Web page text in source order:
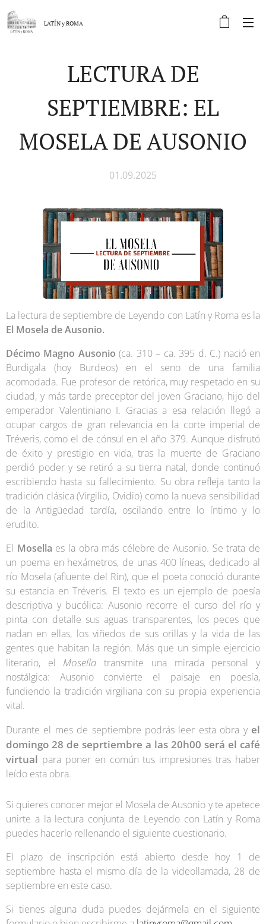
LATÍN yROMA
LECTURA DE
SEPTIEMBRE: EL
MOSELA DE AUSONIO
01.09.2025
La lectura de septiembre de Leyendo con Latín y Roma es la
El Mosela de Ausonio.
Décimo Magno Ausonio (ca. 310 – ca. 395 d. C.) nació en
Burdigala (hoy Burdeos) en el seno de una familia
acomodada. Fue profesor de retórica, muy respetado en su
ciudad, y más tarde preceptor del joven Graciano, hijo del
emperador Valentiniano I. Gracias a esa relación llegó a
ocupar cargos de gran relevancia en la corte imperial de
Tréveris, como el de cónsul en el año 379. Aunque disfrutó
de éxito y prestigio en vida, tras la muerte de Graciano
perdió poder y se retiró a su tierra natal, donde continuó
escribiendo hasta su fallecimiento. Su obra refleja tanto la
tradición clásica (Virgilio, Ovidio) como la nueva sensibilidad
de la Antigüedad tardía, oscilando entre lo íntimo y lo
erudito.
El Mosella es la obra más célebre de Ausonio. Se trata de
un poema en hexámetros, de unas 400 líneas, dedicado al
río Mosela (afluente del Rin), que el poeta conoció durante
su estancia en Tréveris. El texto es un ejemplo de poesía
descriptiva y bucólica: Ausonio recorre el curso del río y
pinta con detalle sus aguas transparentes, los peces que
nadan en ellas, los viñedos de sus orillas y la vida de las
gentes que habitan la región. Más que un simple ejercicio
literario, el Mosella transmite una mirada personal y
nostálgica: Ausonio convierte el paisaje en poesía,
fundiendo la tradición virgiliana con su propia experiencia
vital.
Durante el mes de septiembre podrás leer esta obra y el
domingo 28 de seprtiembre a las 20h00 será el café
virtual para poner en común tus impresiones tras haber
leído esta obra.
Si quieres conocer mejor el Mosela de Ausonio y te apetece
unirte a la lectura conjunta de Leyendo con Latín y Roma
puedes hacerlo rellenando el siguiente cuestionario.
El plazo de inscripción está abierto desde hoy 1 de
septiembre hasta el mismo día de la videollamada, 28 de
septiembre en este caso.
Si tienes alguna duda puedes dejármela en el siguiente